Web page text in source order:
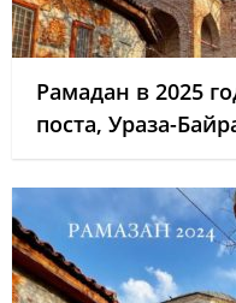
Рамадан в 2025
поста, Ураза-